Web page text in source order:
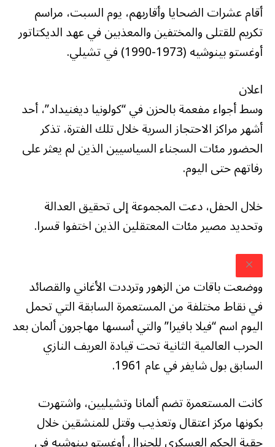
أقام عشرات الضحايا وأقاربهم، يوم السبت، مراسم
تكريم للقتلى والمختفين والمعذبين في عهد الديكتاتور
أوغستو بينوشيه (1973-1990) في تشيلي.
اعلان
وسط أجواء مفعمة بالحزن في “كولونيا ديغنيداد”، أحد
أشهر مراكز الاحتجاز السرية خلال تلك الفترة، تذكر
الحضور مئات السجناء السياسيين الذين لم يعثر على
رفاتهم حتى اليوم.
خلال الحفل، دعت المجموعة إلى تحقيق العدالة
وتحديد مصير مئات المعتقلين الذين اختفوا قسرا.
ووضعت باقات من الزهور وترددت الأغاني والقصائد
في نقاط مختلفة من المستعمرة السابقة التي تحمل
اليوم اسم “فيلا بافيرا” والتي أسسها مهاجرون ألمان بعد
الحرب العالمية الثانية تحت قيادة العريف النازي
السابق بول شايفر في عام 1961.
كانت المستعمرة تضم ألمانا وتشيليين، واشتهرت
بكونها مركز اعتقال وتعذيب وقتل للمنشقين خلال